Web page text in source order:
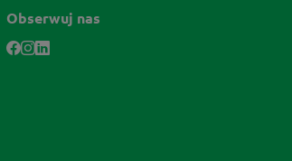
Obserwuj nas